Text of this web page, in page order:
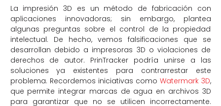
La impresión 3D es un método de fabricación con
aplicaciones innovadoras; sin embargo, plantea
algunas preguntas sobre el control de la propiedad
intelectual. De hecho, vemos falsificaciones que se
desarrollan debido a impresoras 3D o violaciones de
derechos de autor. PrinTracker podría unirse a las
soluciones ya existentes para contrarrestar este
problema. Recordemos iniciativas como Watermark 3D,
que permite integrar marcas de agua en archivos 3D
para garantizar que no se utilicen incorrectamente.